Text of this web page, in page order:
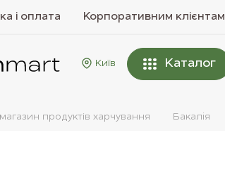
і оплата Корпоративним клієнтам
Київ Каталог
продуктів харчування Бакалiя